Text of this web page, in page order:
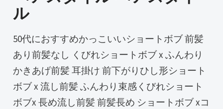
ル
50代におすすめかっこいいショートボブ 前髪
あり前髪なし くびれショートボブ x ふんわり
かきあげ前髪 耳掛け 前下がりひし形ショート
ボブ x 流し前髪 ふんわり束感くびれショート
ボブx 長め流し前髪 前髪長め ショートボブ xコ